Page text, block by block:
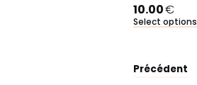
10.00€
Select options
Précédent